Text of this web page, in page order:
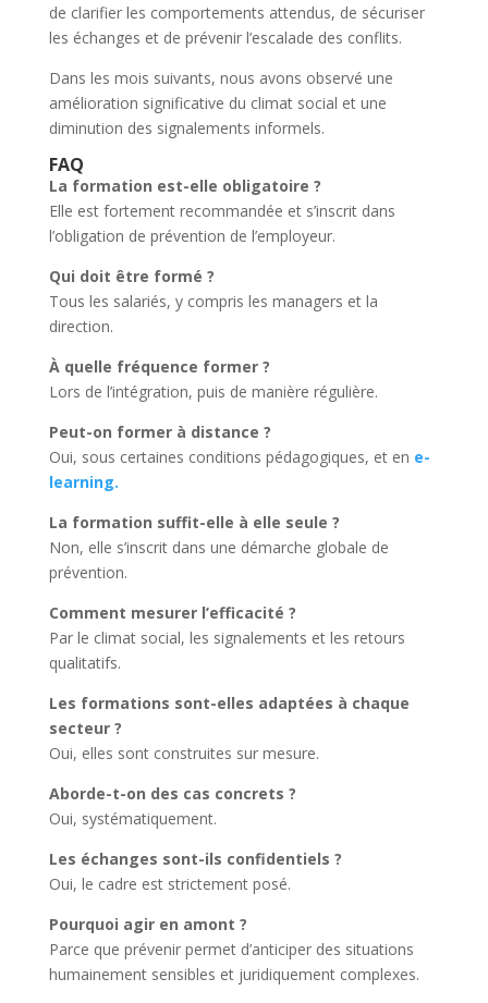
de clarifier les comportements attendus, de sécuriser
les échanges et de prévenir l’escalade des conflits.
Dans les mois suivants, nous avons observé une
amélioration significative du climat social et une
diminution des signalements informels.
FAQ
La formation est-elle obligatoire ?
Elle est fortement recommandée et s’inscrit dans
l’obligation de prévention de l’employeur.
Qui doit être formé ?
Tous les salariés, y compris les managers et la
direction.
À quelle fréquence former ?
Lors de l’intégration, puis de manière régulière.
Peut-on former à distance ?
Oui, sous certaines conditions pédagogiques, et en e-
learning.
La formation suffit-elle à elle seule ?
Non, elle s’inscrit dans une démarche globale de
prévention.
Comment mesurer l’efficacité ?
Par le climat social, les signalements et les retours
qualitatifs.
Les formations sont-elles adaptées à chaque
secteur ?
Oui, elles sont construites sur mesure.
Aborde-t-on des cas concrets ?
Oui, systématiquement.
Les échanges sont-ils confidentiels ?
Oui, le cadre est strictement posé.
Pourquoi agir en amont ?
Parce que prévenir permet d’anticiper des situations
humainement sensibles et juridiquement complexes.